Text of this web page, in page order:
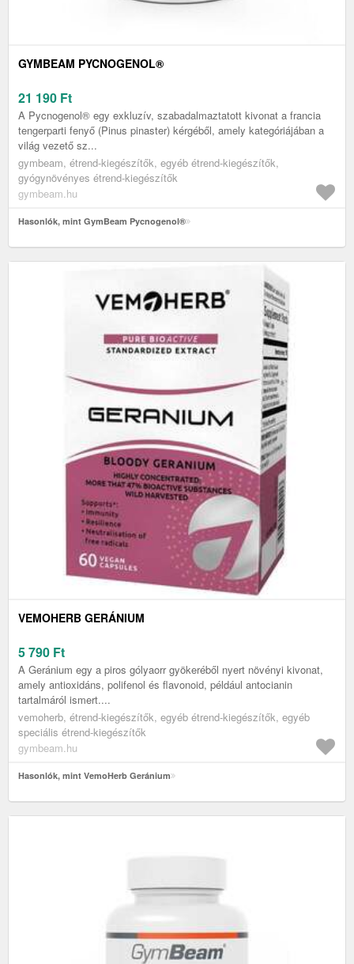
GYMBEAM PYCNOGENOL®
21 190 Ft
A Pycnogenol® egy exkluzív, szabadalmaztatott kivonat a francia
tengerparti fenyő (Pinus pinaster) kérgéből, amely kategóriájában a
világ vezető sz...
gymbeam, étrend-kiegészítők, egyéb étrend-kiegészítők,
gyógynövényes étrend-kiegészítők
gymbeam.hu
Hasonlók, mint GymBeam Pycnogenol®
VEMOHERB GERÁNIUM
5 790 Ft
A Geránium egy a piros gólyaorr gyökeréből nyert növényi kivonat,
amely antioxidáns, polifenol és flavonoid, például antocianin
tartalmáról ismert....
vemoherb, étrend-kiegészítők, egyéb étrend-kiegészítők, egyéb
speciális étrend-kiegészítők
gymbeam.hu
Hasonlók, mint VemoHerb Geránium